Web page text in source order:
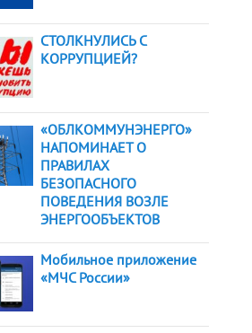
СТОЛКНУЛИСЬ С
КОРРУПЦИЕЙ?
«ОБЛКОММУНЭНЕРГО»
НАПОМИНАЕТ О
ПРАВИЛАХ
БЕЗОПАСНОГО
ПОВЕДЕНИЯ ВОЗЛЕ
ЭНЕРГООБЪЕКТОВ
Мобильное приложение
«МЧС России»